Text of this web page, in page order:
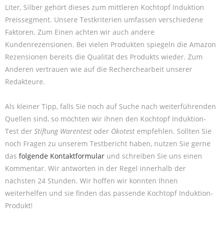
Liter, Silber gehört dieses zum mittleren Kochtopf Induktion
Preissegment. Unsere Testkriterien umfassen verschiedene
Faktoren. Zum Einen achten wir auch andere
Kundenrezensionen. Bei vielen Produkten spiegeln die Amazon
Rezensionen bereits die Qualität des Produkts wieder. Zum
Anderen vertrauen wie auf die Recherchearbeit unserer
Redakteure.
Als kleiner Tipp, falls Sie noch auf Suche nach weiterführenden
Quellen sind, so möchten wir ihnen den Kochtopf Induktion-
Test der Stiftung Warentest oder Ökotest empfehlen. Sollten Sie
noch Fragen zu unserem Testbericht haben, nutzen Sie gerne
das folgende Kontaktformular und schreiben Sie uns einen
Kommentar. Wir antworten in der Regel innerhalb der
nächsten 24 Stunden. Wir hoffen wir konnten Ihnen
weiterhelfen und sie finden das passende Kochtopf Induktion-
Produkt!